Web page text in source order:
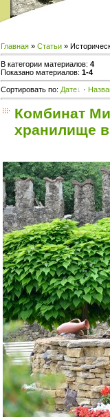
Главная » Статьи »
В категории материалов: 4
Показано материалов: 1-4
Сортировать по: Дате ·
Комбинат
хранилище